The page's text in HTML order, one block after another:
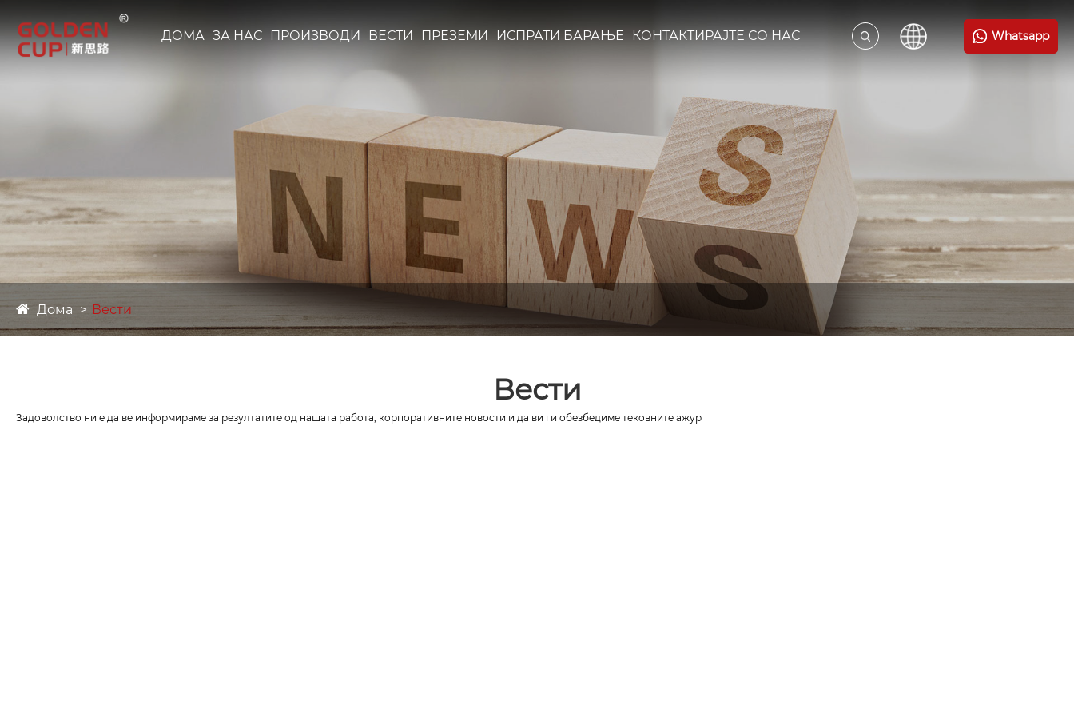
ДОМА ЗА НАС ПРОИЗВОДИ ВЕСТИ ПРЕЗЕМИ ИСПРАТИ БАРАЊЕ КОНТАКТИРАЈТЕ СО НАС Whatsapp
Дома Вести
Вести
Задоволство ни е да ве информираме за резултатите од нашата работа, корпоративните новости и да ви ги обезбедиме тековните ажур